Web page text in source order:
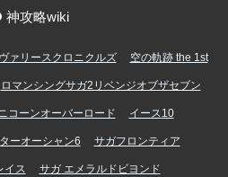
神攻略wiki
ァリースクロニクルズ 空の軌跡 the 1st
ロマンシングサガ2リベンジオブザセブン
コーンオーバーロード イース10
ーオーシャン6 サガフロンティア
イス サガ エメラルドビヨンド